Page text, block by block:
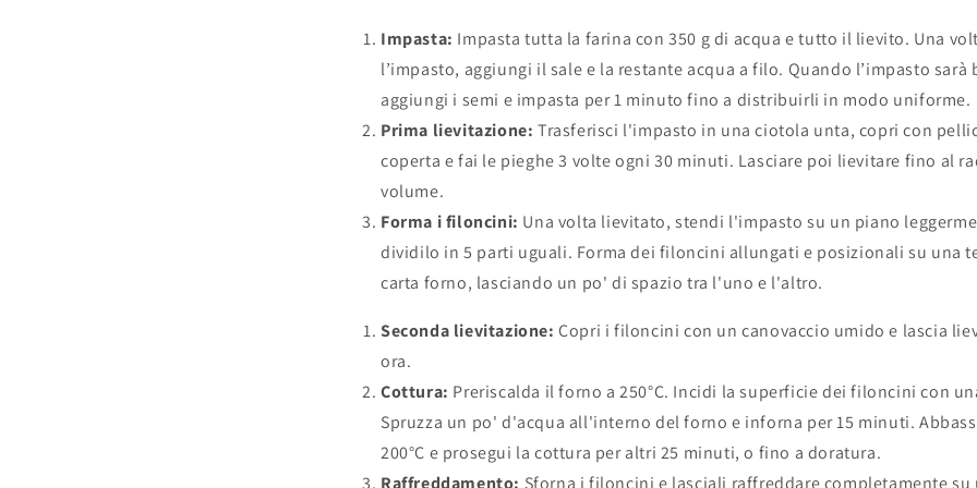
Impasta: Impasta tutta la farina con 350 g di acqua e tutto il lievito. Una
l’impasto, aggiungi il sale e la restante acqua a filo. Quando l’impasto
aggiungi i semi e impasta per 1 minuto fino a distribuirli in modo uniforme.
Prima lievitazione: Trasferisci l'impasto in una ciotola unta, copri con
coperta e fai le pieghe 3 volte ogni 30 minuti. Lasciare poi lievitare fino al
volume.
Forma i filoncini: Una volta lievitato, stendi l'impasto su un piano
dividilo in 5 parti uguali. Forma dei filoncini allungati e posizionali su una
carta forno, lasciando un po' di spazio tra l'uno e l'altro.
Seconda lievitazione: Copri i filoncini con un canovaccio umido e lascia
ora.
Cottura: Preriscalda il forno a 250°C. Incidi la superficie dei filoncini con
Spruzza un po' d'acqua all'interno del forno e inforna per 15 minuti.
200°C e prosegui la cottura per altri 25 minuti, o fino a doratura.
Raffreddamento: Sforna i filoncini e lasciali raffreddare completamente